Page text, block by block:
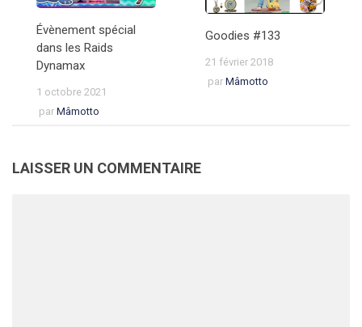
Évènement spécial
dans les Raids
Dynamax
1 octobre 2021
par Mâmotto
Goodies #133
21 février 2018
par Mâmotto
LAISSER UN COMMENTAIRE